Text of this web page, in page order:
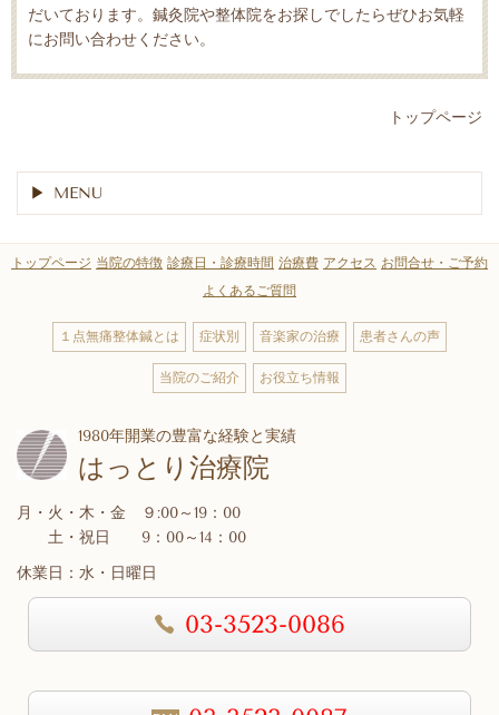
だいております。鍼灸院や整体院をお探しでしたらぜひお気軽
にお問い合わせください。
トップページ
MENU
トップページ 当院の特徴 診療日・診療時間 治療費 アクセス お問合せ・ご予約
よくあるご質問
１点無痛整体鍼とは 症状別 音楽家の治療 患者さんの声
当院のご紹介 お役立ち情報
1980年開業の豊富な経験と実績
はっとり治療院
月・火・木・金 ９:00～19：00
土・祝日 9：00～14：00
休業日：水・日曜日
03-3523-0086